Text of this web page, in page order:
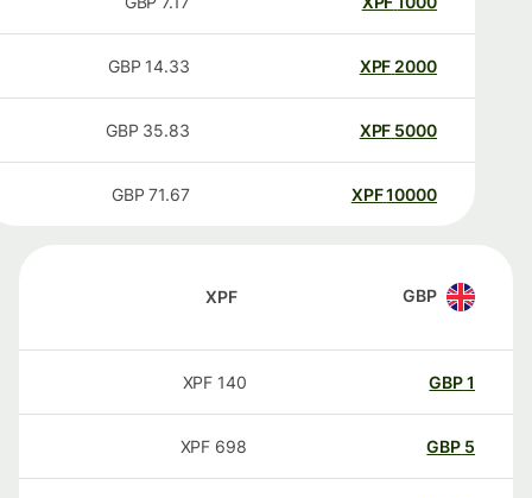
2000
XPF
14.33
GBP
5000
XPF
35.83
GBP
10000
XPF
71.67
GBP
GBP
XPF
GBP
140
XPF
GBP
698
XPF